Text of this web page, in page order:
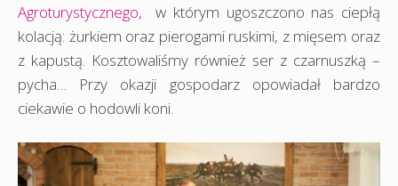
Agroturystycznego, w którym ugoszczono nas ciepłą
kolacją: żurkiem oraz pierogami ruskimi, z mięsem oraz
z kapustą. Kosztowaliśmy również ser z czarnuszką –
pycha… Przy okazji gospodarz opowiadał bardzo
ciekawie o hodowli koni.